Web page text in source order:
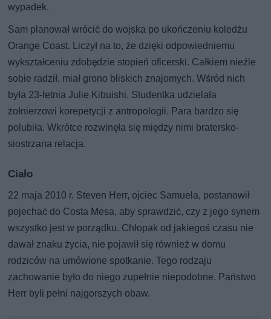
wypadek.
Sam planował wrócić do wojska po ukończeniu koledżu
Orange Coast. Liczył na to, że dzięki odpowiedniemu
wykształceniu zdobędzie stopień oficerski. Całkiem nieźle
sobie radził, miał grono bliskich znajomych. Wśród nich
była 23-letnia Julie Kibuishi. Studentka udzielała
żołnierzowi korepetycji z antropologii. Para bardzo się
polubiła. Wkrótce rozwinęła się między nimi bratersko-
siostrzana relacja.
Ciało
22 maja 2010 r. Steven Herr, ojciec Samuela, postanowił
pojechać do Costa Mesa, aby sprawdzić, czy z jego synem
wszystko jest w porządku. Chłopak od jakiegoś czasu nie
dawał znaku życia, nie pojawił się również w domu
rodziców na umówione spotkanie. Tego rodzaju
zachowanie było do niego zupełnie niepodobne. Państwo
Herr byli pełni najgorszych obaw.